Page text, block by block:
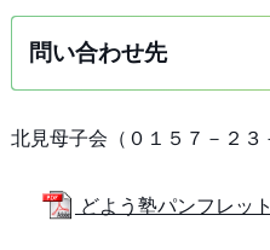
問い合わせ先
北見母子会（０１５７－２３
どよう塾パンフレッ